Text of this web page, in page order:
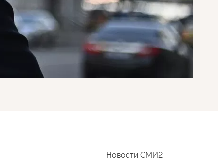
Новости СМИ2